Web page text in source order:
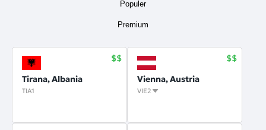
Populer
Premium
Tirana, Albania
TIA1
Vienna, Austria
VIE2